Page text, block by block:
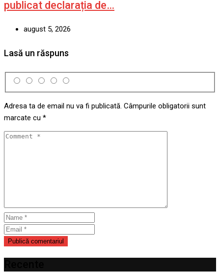
publicat declarația de…
august 5, 2026
Lasă un răspuns
Adresa ta de email nu va fi publicată. Câmpurile obligatorii sunt
marcate cu *